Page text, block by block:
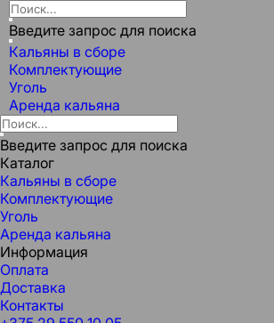
Введите запрос для поиска
Кальяны в сборе
Комплектующие
Уголь
Аренда кальяна
Введите запрос для поиска
Каталог
Кальяны в сборе
Комплектующие
Уголь
Аренда кальяна
Информация
Оплата
Доставка
Контакты